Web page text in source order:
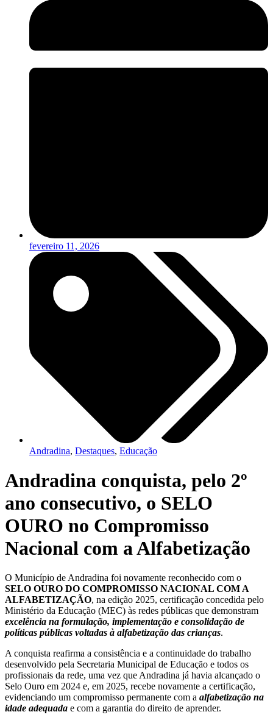
fevereiro 11, 2026
Andradina, Destaques, Educação
Andradina conquista, pelo 2º
ano consecutivo, o SELO
OURO no Compromisso
Nacional com a Alfabetização
O Município de Andradina foi novamente reconhecido com o
SELO OURO DO COMPROMISSO NACIONAL COM A
ALFABETIZAÇÃO, na edição 2025, certificação concedida pelo
Ministério da Educação (MEC) às redes públicas que demonstram
excelência na formulação, implementação e consolidação de
políticas públicas voltadas à alfabetização das crianças.
A conquista reafirma a consistência e a continuidade do trabalho
desenvolvido pela Secretaria Municipal de Educação e todos os
profissionais da rede, uma vez que Andradina já havia alcançado o
Selo Ouro em 2024 e, em 2025, recebe novamente a certificação,
evidenciando um compromisso permanente com a alfabetização na
idade adequada e com a garantia do direito de aprender.